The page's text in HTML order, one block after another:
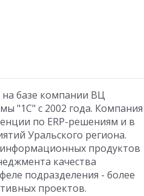
на базе компании ВЦ
"1С" с 2002 года. Компания
по ERP-решениям и в
Уральского региона.
продуктов
качества
подразделения - более
проектов.